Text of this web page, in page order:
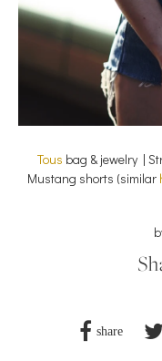
Tous bag & jewelry |
Mustang shorts (similar
share